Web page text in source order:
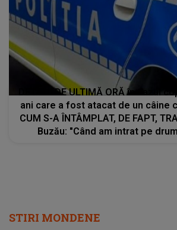
DETALII DE ULTIMĂ ORĂ în cazul
ani care a fost atacat de un câine
CUM S-A ÎNTÂMPLAT, DE FAPT,
Buzău: "Când am intrat pe
STIRI MONDENE